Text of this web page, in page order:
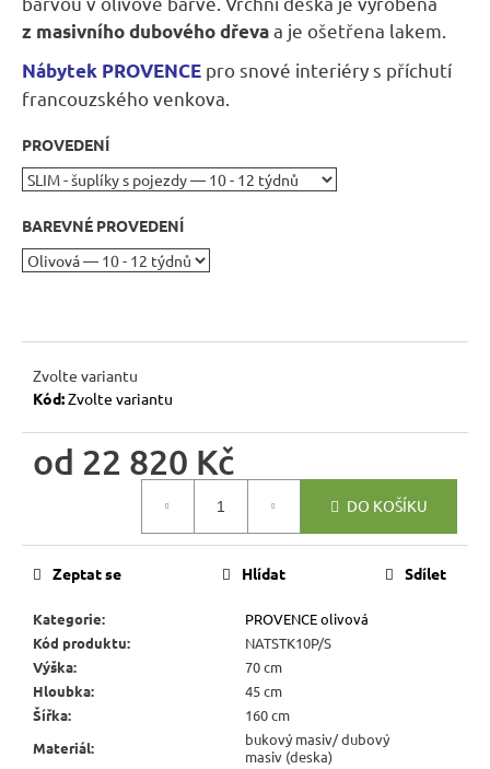
z masivního dubového dřevaa je ošetřena lakem.
Nábytek PROVENCE pro snové interiéry s příchutí
francouzského venkova.
PROVEDENÍ
BAREVNÉ PROVEDENÍ
Zvolte variantu
Kód:Zvolte variantu
od 22 820 Kč
DO KOŠÍKU
Kategorie:
PROVENCE olivová
Kód produktu:
NATSTK10P/S
Výška:
70 cm
Hloubka:
45 cm
Šířka:
160 cm
Materiál:
bukový masiv/ dubový
masiv (deska)
Zeptat se Hlídat Sdílet
D
o
p
o
u
č
j
e
m
DŘEVĚNÝ
TABURET
MEXICANA
SIL02
40X40
CM
Původně: